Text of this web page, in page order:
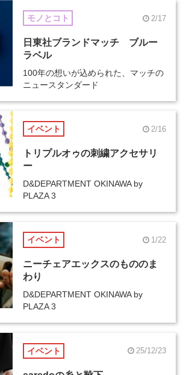
モノとコト 2/17
日東社ブランドマッチ ブルー
ラベル
100年の想いが込められた、マッチの
ニュースタンダード
イベント 2/16
トリプルオゥの刺繍アクセサリ
ー
D&DEPARTMENT OKINAWA by
PLAZA 3
イベント 1/22
ニーチェアエックスのもののま
わり
D&DEPARTMENT OKINAWA by
PLAZA 3
イベント 25/12/23